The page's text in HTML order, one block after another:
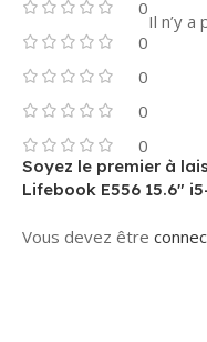
0
0
0
0
0
Il n’y a
Soyez le premier à
Lifebook E556 15.6″
Vous devez être